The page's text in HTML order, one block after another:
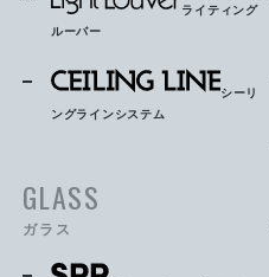
ライティング
ルーバー
シーリ
ングラインシステム
GLASS
ガラス